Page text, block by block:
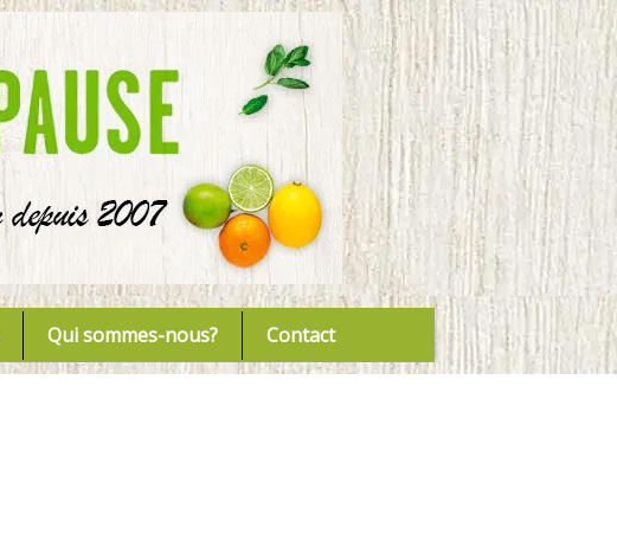
Qui sommes-nous? Contact